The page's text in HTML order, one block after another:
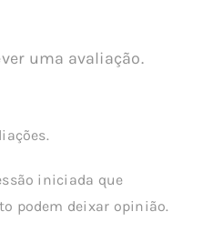
uma avaliação.
iniciada que
podem deixar opinião.